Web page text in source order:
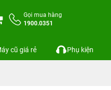
Gọi mua hàng
1900.0351
cũ giá rẻ Phụ kiện